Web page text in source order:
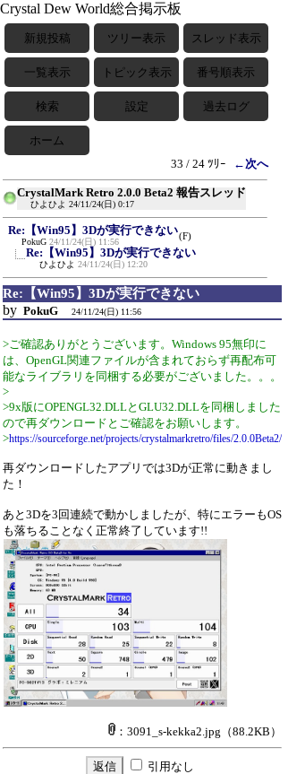
Crystal Dew World総合掲示板
新規投稿 ツリー表示 スレッド表示
一覧表示 トピック表示 番号順表示
検索 設定 過去ログ
ホーム
33 / 24 ﾂﾘｰ
←次へ
CrystalMark Retro 2.0.0 Beta2 報告スレッド
ひよひよ 24/11/24(日) 0:17
Re:【Win95】3Dが実行できない
PokuG 24/11/24(日) 11:56
(F)
Re:【Win95】3Dが実行できない
ひよひよ 24/11/24(日) 12:20
Re:【Win95】3Dが実行できない
by PokuG 24/11/24(日) 11:56
>ご確認ありがとうございます。Windows 95無印に
は、OpenGL関連ファイルが含まれておらず再配布可
能なライブラリを同梱する必要がございました。。。
>
>9x版にOPENGL32.DLLとGLU32.DLLを同梱しました
ので再ダウンロードとご確認をお願いします。
>https://sourceforge.net/projects/crystalmarkretro/files/2.0.0Beta2/
再ダウンロードしたアプリでは3Dが正常に動きまし
た！
あと3Dを3回連続で動かしましたが、特にエラーもOS
も落ちることなく正常終了しています!!
：3091_s-kekka2.jpg （88.2KB）
引用なし